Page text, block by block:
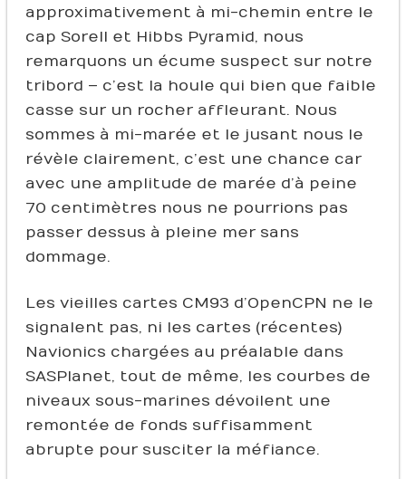
approximativement à mi-chemin entre le
cap Sorell et Hibbs Pyramid, nous
remarquons un écume suspect sur notre
tribord – c’est la houle qui bien que faible
casse sur un rocher affleurant. Nous
sommes à mi-marée et le jusant nous le
révèle clairement, c’est une chance car
avec une amplitude de marée d’à peine
70 centimètres nous ne pourrions pas
passer dessus à pleine mer sans
dommage.
Les vieilles cartes CM93 d’OpenCPN ne le
signalent pas, ni les cartes (récentes)
Navionics chargées au préalable dans
SASPlanet, tout de même, les courbes de
niveaux sous-marines dévoilent une
remontée de fonds suffisamment
abrupte pour susciter la méfiance.